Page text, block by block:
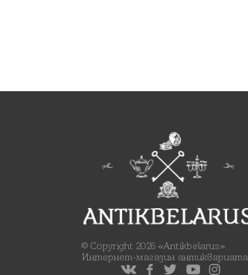
© Copyright 2026 «Antikbelarus»
Интернет-магазин антиквариата